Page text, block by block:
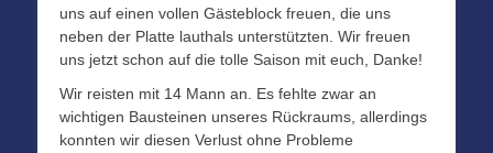
uns auf einen vollen Gästeblock freuen, die uns
neben der Platte lauthals unterstützten. Wir freuen
uns jetzt schon auf die tolle Saison mit euch, Danke!
Wir reisten mit 14 Mann an. Es fehlte zwar an
wichtigen Bausteinen unseres Rückraums, allerdings
konnten wir diesen Verlust ohne Probleme